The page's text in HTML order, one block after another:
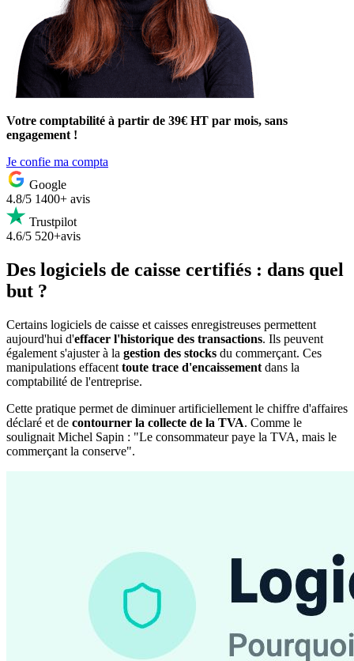
Votre comptabilité à partir de 39€ HT par mois, sans
engagement !
Je confie ma compta
Google
4.8/5 1400+ avis
Trustpilot
4.6/5 520+avis
Des logiciels de caisse certifiés : dans quel
but ?
Certains logiciels de caisse et caisses enregistreuses permettent
aujourd'hui d'effacer l'historique des transactions. Ils peuvent
également s'ajuster à la gestion des stocks du commerçant. Ces
manipulations effacent toute trace d'encaissement dans la
comptabilité de l'entreprise.
Cette pratique permet de diminuer artificiellement le chiffre d'affaires
déclaré et de contourner la collecte de la TVA. Comme le
soulignait Michel Sapin : "Le consommateur paye la TVA, mais le
commerçant la conserve".